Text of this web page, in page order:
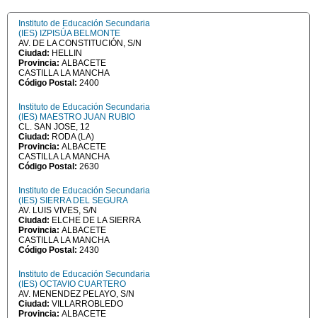
Instituto de Educación Secundaria
(IES) IZPISÚA BELMONTE
AV. DE LA CONSTITUCIÓN, S/N
Ciudad: HELLIN
Provincia: ALBACETE
CASTILLA LA MANCHA
Código Postal: 2400
Instituto de Educación Secundaria
(IES) MAESTRO JUAN RUBIO
CL. SAN JOSE, 12
Ciudad: RODA (LA)
Provincia: ALBACETE
CASTILLA LA MANCHA
Código Postal: 2630
Instituto de Educación Secundaria
(IES) SIERRA DEL SEGURA
AV. LUIS VIVES, S/N
Ciudad: ELCHE DE LA SIERRA
Provincia: ALBACETE
CASTILLA LA MANCHA
Código Postal: 2430
Instituto de Educación Secundaria
(IES) OCTAVIO CUARTERO
AV. MENENDEZ PELAYO, S/N
Ciudad: VILLARROBLEDO
Provincia: ALBACETE